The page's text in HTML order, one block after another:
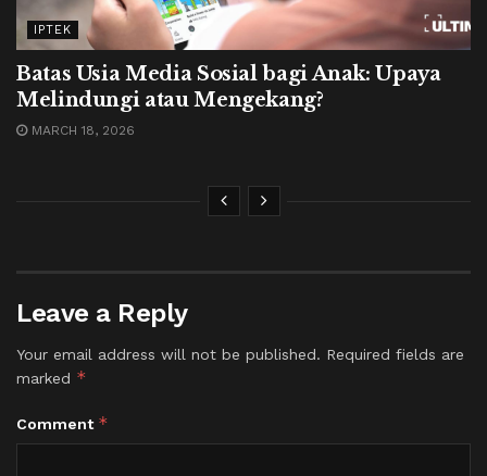
IPTEK
Batas Usia Media Sosial bagi Anak: Upaya
Melindungi atau Mengekang?
MARCH 18, 2026
Leave a Reply
Your email address will not be published. Required fields are
marked *
Comment *